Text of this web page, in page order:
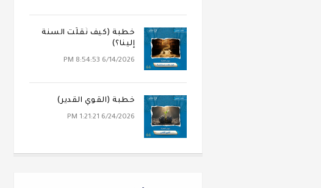
خطبة (كيف نُقلَت السنة
إلينا؟)
6/14/2026 8:54:53 PM
خطبة (القوي القدير)
6/24/2026 1:21:21 PM